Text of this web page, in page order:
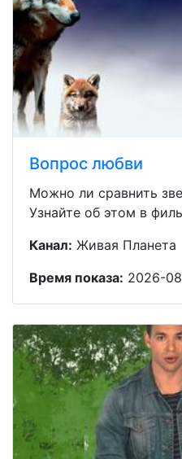
Вопрос любви
Можно ли сравнить
Узнайте об этом в
Канал: Живая Планета
Время показа: 2026-